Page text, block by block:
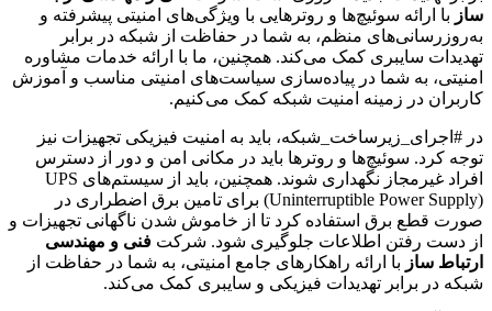
ساز با ارائه سوئیچ‌ها و روترهایی با ویژگی‌های امنیتی پیشرفته و
به‌روزرسانی‌های منظم، به شما در حفاظت از شبکه در برابر
تهدیدات سایبری کمک می‌کند. همچنین، ما با ارائه خدمات مشاوره
امنیتی، به شما در پیاده‌سازی سیاست‌های امنیتی مناسب و آموزش
کاربران در زمینه امنیت شبکه کمک می‌کنیم.
در #اجرای_زیرساخت_شبکه، باید به امنیت فیزیکی تجهیزات نیز
توجه کرد. سوئیچ‌ها و روترها باید در مکانی امن و دور از دسترس
افراد غیرمجاز نگهداری شوند. همچنین، باید از سیستم‌های UPS
(Uninterruptible Power Supply) برای تامین برق اضطراری در
صورت قطع برق استفاده کرد تا از خاموش شدن ناگهانی تجهیزات و
از دست رفتن اطلاعات جلوگیری شود. شرکت فنی و مهندسی
ارتباط ساز با ارائه راهکارهای جامع امنیتی، به شما در حفاظت از
شبکه در برابر تهدیدات فیزیکی و سایبری کمک می‌کند.